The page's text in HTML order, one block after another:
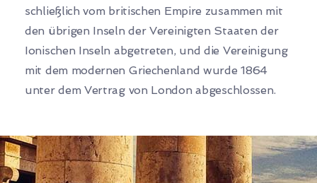
schließlich vom britischen Empire zusammen mit
den übrigen Inseln der Vereinigten Staaten der
Ionischen Inseln abgetreten, und die Vereinigung
mit dem modernen Griechenland wurde 1864
unter dem Vertrag von London abgeschlossen.